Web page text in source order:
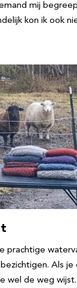
mij
kon ik ook
prachtige
Als je
wel de weg